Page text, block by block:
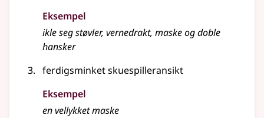
Eksempel
ikle seg støvler, vernedrakt, maske og doble
hansker
ferdigsminket skuespilleransikt
Eksempel
en vellykketmaske